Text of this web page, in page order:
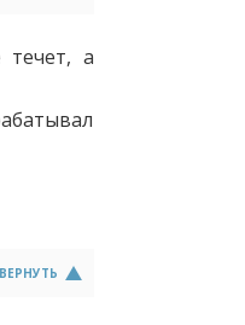
а